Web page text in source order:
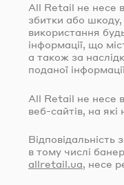
All Retail не несе
збитки або шкоду,
використання
інформації, що
а також за
поданої
All Retail не несе
веб-сайтів, на які
в тому числі
allretail.ua, несе